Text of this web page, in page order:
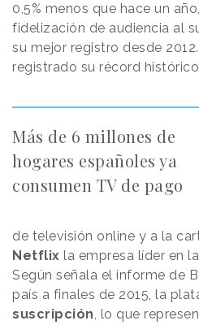
0,5% menos que hace un
fidelización de audiencia al
su mejor registro desde
registrado su récord
Más de 6 millones de
hogares españoles ya
consumen TV de pago
de televisión online y a la
Netflix la empresa líder en
Según señala el informe de
país a finales de 2015, la
suscripción, lo que